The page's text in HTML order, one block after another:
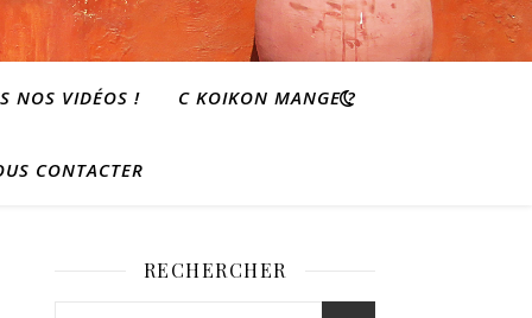
NOS VIDÉOS ! C KOIKON MANGE ?
CONTACTER
RECHERCHER